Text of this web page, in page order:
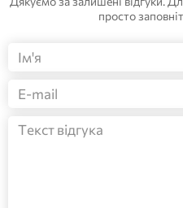
просто